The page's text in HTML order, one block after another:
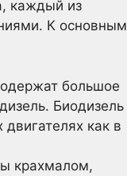
каждый из
К основным
большое
Биодизель
как в
крахмалом,